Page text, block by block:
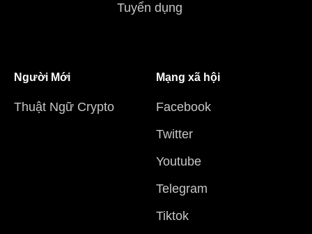
Tuyển dụng
Người Mới
Thuật Ngữ Crypto
Mạng xã hội
Facebook
Twitter
Youtube
Telegram
Tiktok